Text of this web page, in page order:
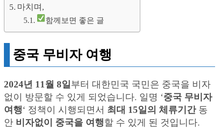
마치며,
함께보면 좋은 글
중국 무비자 여행
2024년 11월 8일 부터 대한민국 국민은 중국을 비자
없이 방문할 수 있게 되었습니다. 일명 ‘중국 무비자
여행‘ 정책이 시행되면서 최대 15일의 체류기간동
안 비자없이 중국을 여행할 수 있게 된 것입니다.